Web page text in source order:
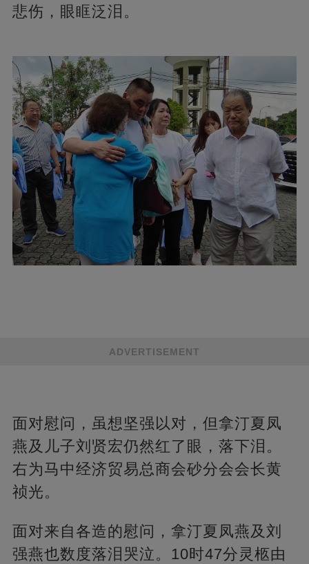
悲伤，眼眶泛泪。
ADVERTISEMENT
面对慰问，虽想坚强以对，但拿汀夏凤
燕及儿子刘贤宏仍然红了眼，落下泪。
右为马中经济贸易总商会砂分会会长黄
祯光。
面对来自各造的慰问，拿汀夏凤燕及刘
强燕也数度落泪哭泣。10时47分灵柩由